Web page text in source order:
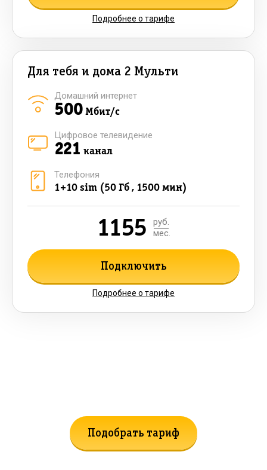
Подробнее о тарифе
Для тебя и дома 2 Мульти
500Мбит/с
Домашний интернет
221 канал
Цифровое телевидение
1+10 sim (50 Гб , 1500 мин)
Телефония
1155
руб.
мес.
Подключить
Подробнее о тарифе
Подобрать тариф